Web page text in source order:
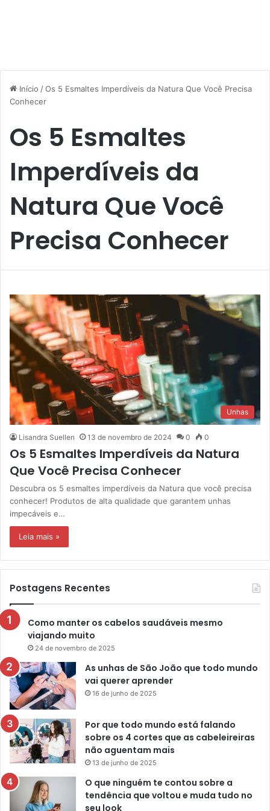
Início /Os 5 Esmaltes Imperdíveis da Natura Que Você Precisa
Conhecer
Os 5 Esmaltes
Imperdíveis da
Natura Que Você
Precisa Conhecer
Unhas
Lisandra Suellen 13 de novembro de 2024 0 0
Os 5 Esmaltes Imperdíveis da Natura
Que Você Precisa Conhecer
Descubra os 5 esmaltes imperdíveis da Natura que você precisa
conhecer! Produtos de alta qualidade que garantem unhas
impecáveis e…
Leia mais »
Postagens Recentes
Como manter os cabelos saudáveis mesmo
viajando muito
24 de novembro de 2025
As unhas de São João que todo mundo
vai querer aprender
16 de junho de 2025
Por que todo mundo está falando
sobre os 4 cortes que as cabeleireiras
não aguentam mais
13 de junho de 2025
O que ninguém te contou sobre a
tendência que voltou e muda tudo no
seu look